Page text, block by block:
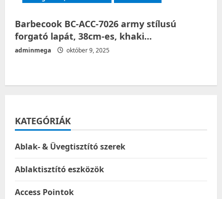
Barbecook BC-ACC-7026 army stílusú
forgató lapát, 38cm-es, khaki…
adminmega október 9, 2025
KATEGÓRIÁK
Ablak- & Üvegtisztító szerek
Ablaktisztító eszközök
Access Pointok